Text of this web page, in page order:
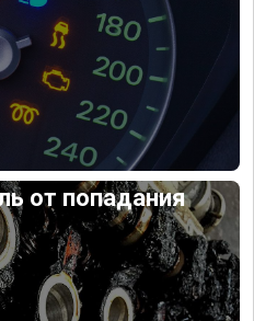
от попадания